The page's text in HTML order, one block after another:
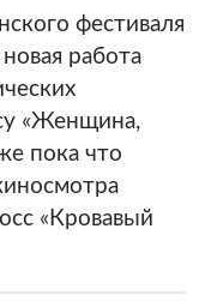
фестиваля
работа
«Женщина,
пока что
«Кровавый